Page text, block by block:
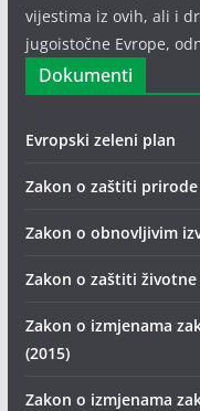
vijestima iz ovih, ali i
jugoistočne Evrope,
Dokumenti
Evropski zeleni plan
Zakon o zaštiti prirode
Zakon o obnovljivim
Zakon o zaštiti životne
Zakon o izmjenama
(2015)
Zakon o izmjenama